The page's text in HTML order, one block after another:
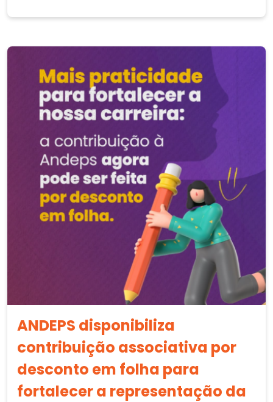
ANDEPS disponibiliza
contribuição associativa por
desconto em folha para
fortalecer a representação da